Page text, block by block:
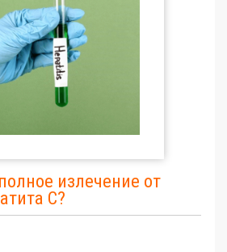
излечение от
С?